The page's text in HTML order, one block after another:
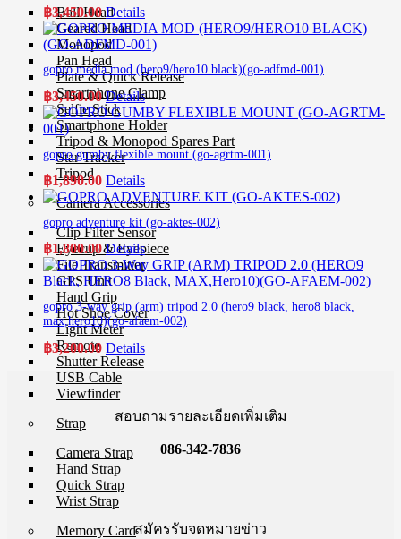
Ball Head
Geared Head
Monopod
Pan Head
Plate & Quick Release
Smartphone Clamp
Selfie Stick
Smartphone Holder
Tripod & Monopod Spares Part
Star Tracker
Tripod
Camera Accessories
Clip Filter Sensor
Eyecup & Eyepiece
File Transmitter
GPS Unit
Hand Grip
Hot Shoe Cover
Light Meter
Remote
Shutter Release
USB Cable
Viewfinder
Strap
Camera Strap
Hand Strap
Quick Strap
Wrist Strap
Memory Card
฿3,450.00 Details
gopro media mod (hero9/hero10 black)(go-adfmd-001)
฿3,450.00 Details
gopro gumby flexible mount (go-agrtm-001)
฿1,890.00 Details
gopro adventure kit (go-aktes-002)
฿1,800.00 Details
gopro 3-way grip (arm) tripod 2.0 (hero9 black, hero8 black,
max,hero10)(go-afaem-002)
฿3,200.00 Details
สอบถามรายละเอียดเพิ่มเติม
086-342-7836
สมัครรับจดหมายข่าว